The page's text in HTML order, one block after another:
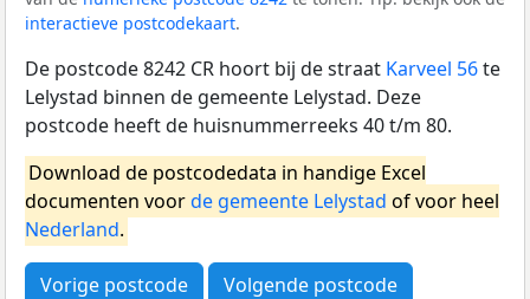
interactieve postcodekaart.
De postcode 8242 CR hoort bij de straat Karveel 56te
Lelystad binnen de gemeente Lelystad. Deze
postcode heeft de huisnummerreeks 40 t/m 80.
Download de postcodedata in handige Excel
documenten voorde gemeente Lelystad of voor heel
Nederland.
Vorige postcode Volgende postcode